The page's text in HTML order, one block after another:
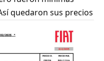
quedaron sus precios